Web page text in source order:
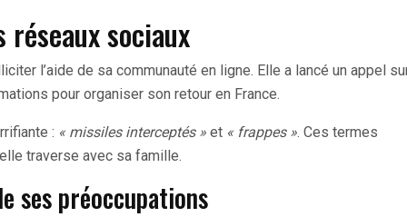
sociaux
l’aide de sa communauté en ligne. Elle a lancé un appel
pour organiser son retour en France.
: « missiles interceptés » et « frappes ». Ces termes
traverse avec sa famille.
ses préoccupations